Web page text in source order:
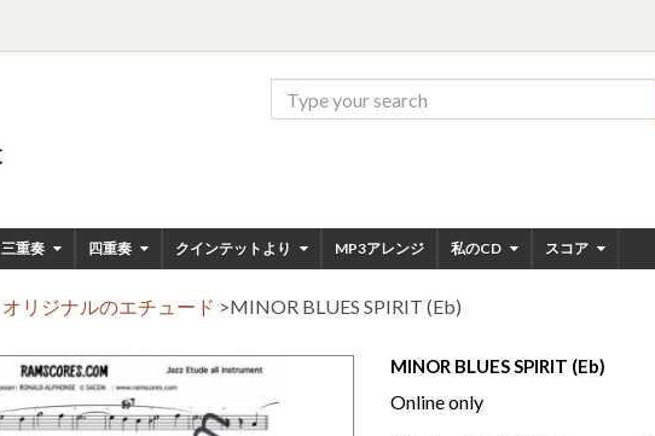
三重奏 四重奏 クインテットより MP3アレンジ 私のCD スコア
オリジナルのエチュード >MINOR BLUES SPIRIT (Eb)
MINOR BLUES SPIRIT (Eb)
Online only